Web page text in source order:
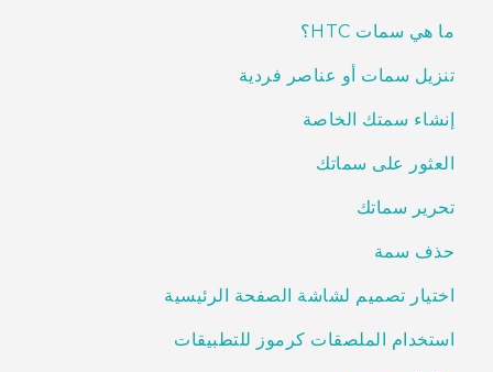
البرامج + التطبيقات
الدعم
أجهزة HTC والملحقات
ما هي سمات HTC؟
تنزيل سمات أو عناصر فردية
إنشاء سمتك الخاصة
العثور على سماتك
تحرير سماتك
حذف سمة
اختيار تصميم لشاشة الصفحة الرئيسية
استخدام الملصقات كرموز للتطبيقات